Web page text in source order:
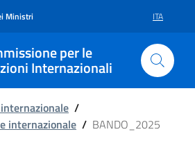
Ministri ITA
per le
Internazionali
/
internazionale / BANDO_2025